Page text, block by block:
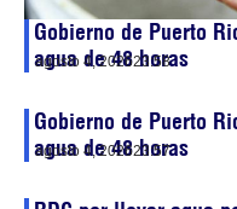
Gobierno de Puerto
agua de 48 horas
agosto 4, 202623:58
Gobierno de Puerto
agua de 48 horas
agosto 4, 202623:57